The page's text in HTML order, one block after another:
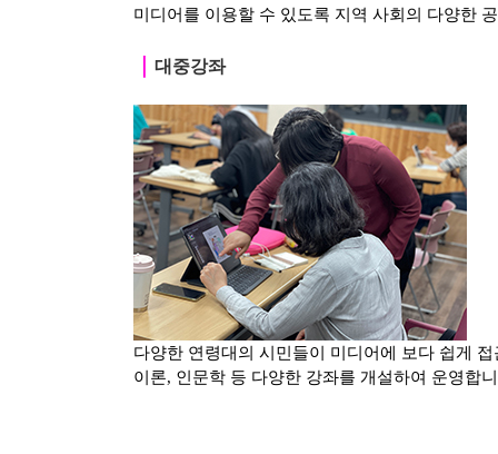
미디어를 이용할 수 있도록 지역 사회의 다양한
대중강좌
다양한 연령대의 시민들이 미디어에 보다 쉽게
이론, 인문학 등 다양한 강좌를 개설하여 운영합